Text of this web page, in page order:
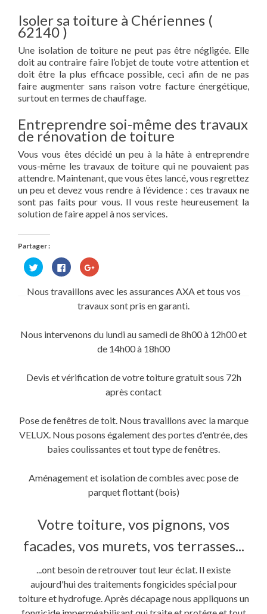
Isoler sa toiture à Chériennes (
62140 )
Une isolation de toiture ne peut pas être négligée. Elle
doit au contraire faire l’objet de toute votre attention et
doit être la plus efficace possible, ceci afin de ne pas
faire augmenter sans raison votre facture énergétique,
surtout en termes de chauffage.
Entreprendre soi-même des travaux
de rénovation de toiture
Vous vous êtes décidé un peu à la hâte à entreprendre
vous-même les travaux de toiture qui ne pouvaient pas
attendre. Maintenant, que vous êtes lancé, vous regrettez
un peu et devez vous rendre à l’évidence : ces travaux ne
sont pas faits pour vous. Il vous reste heureusement la
solution de faire appel à nos services.
Partager :
Cliquez
pour
partager
Twitter(ouvre
Cliquez
pour
partager
sur
Facebook(ouvre
dans
une
Cliquez
pour
Google+
dans
fenêtre)
Nous travaillons avec les assurances AXA et tous vos
travaux sont pris en garanti.
Nous intervenons du lundi au samedi de 8h00 à 12h00 et
de 14h00 à 18h00
Devis et vérification de votre toiture gratuit sous 72h
après contact
Pose de fenêtres de toit. Nous travaillons avec la marque
VELUX. Nous posons également des portes d'entrée, des
baies coulissantes et tout type de fenêtres.
Aménagement et isolation de combles avec pose de
parquet flottant (bois)
Votre toiture, vos pignons, vos
facades, vos murets, vos terrasses...
...ont besoin de retrouver tout leur éclat. Il existe
aujourd'hui des traitements fongicides spécial pour
toiture et hydrofuge. Après décapage nous appliquons un